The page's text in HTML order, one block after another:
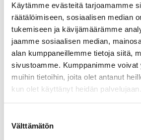
Käytämme evästeitä tarjoamamme
räätälöimiseen, sosiaalisen median
tukemiseen ja kävijämäärämme
jaamme sosiaalisen median,
alan kumppaneillemme tietoja siitä,
sivustoamme. Kumppanimme voivat
muihin tietoihin, joita olet antanut
kun olet käyttänyt heidän palvelujaan.
valinta
Välttämätön
Helppo tulla, vaikea lähteä
Tervetuloa Hovipoikaan,
kulmalle! Täällä aito ja rehti
yli 50 vuoden perinteiden
Hovipojassa ei turhia
Hovipojan pubivisaan ja nauti
tunnelmasta keskellä